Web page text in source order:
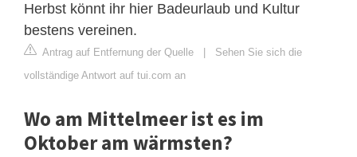
Herbst könnt ihr hier Badeurlaub und Kultur
bestens vereinen.
Antrag auf Entfernung der Quelle
Sehen Sie sich die
vollständige Antwort auf tui.com an
Wo am Mittelmeer ist es im
Oktober am wärmsten?